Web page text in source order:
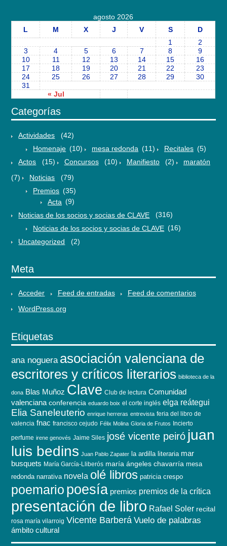
agosto 2026
L
M X J V S D
« Jul
1
2
3
4 5 6 7 8
9
10
11 12 13 14 15
16
17
18 19 20 21 22
23
24
25 26 27 28 29
30
31
Categorías
Actividades
(42)
Homenaje (10) mesa redonda (11) Recitales (5)
Actos
(15) Concursos (10) Manifiesto (2)
maratón
(7)
Noticias
(79)
Premios (35)
Acta (9)
Noticias de los socios y socias de CLAVE
(316)
Noticias de los socios y socias de CLAVE (16)
Uncategorized
(2)
Meta
Acceder Feed de entradas
Feed de comentarios
WordPress.org
Etiquetas
ana noguera asociación valenciana de
escritores y críticos literarios biblioteca de la
dona Blas Muñoz Clave Club de lectura Comunidad
valenciana conferencia eduardo boix el corte inglés elga reátegui
Elia Saneleuterio enrique herreras entrevista feria del libro de
valencia fnac francisco cejudo Félix Molina Gloria de Frutos Incierto
perfume irene genovés Jaime Siles josé vicente peiró juan
luis bedins Juan Pablo Zapater la ardilla literaria mar
busquets María García-Lliberós maría ángeles chavarría mesa
redonda narrativa novela olé libros patricia crespo
poemario poesía premios premios de la crítica
presentación de libro Rafael Soler recital
rosa maría vilarroig Vicente Barberá Vuelo de palabras
ámbito cultural